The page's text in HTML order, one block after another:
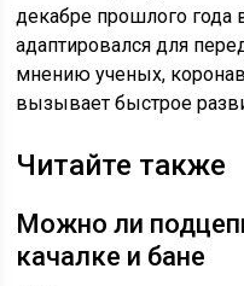
декабре прошлого года
адаптировался для
мнению ученых,
вызывает быстрое
Читайте также
Можно ли
качалке и бане